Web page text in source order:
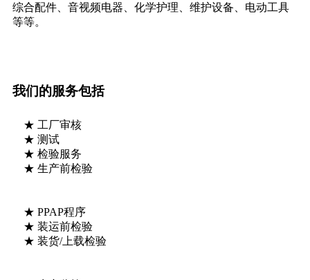
综合配件、音视频电器、化学护理、维护设备、电动工具
等等。
我们的服务包括
★ 工厂审核
★ 测试
★ 检验服务
★ 生产前检验
★ PPAP程序
★ 装运前检验
★ 装货/上载检验